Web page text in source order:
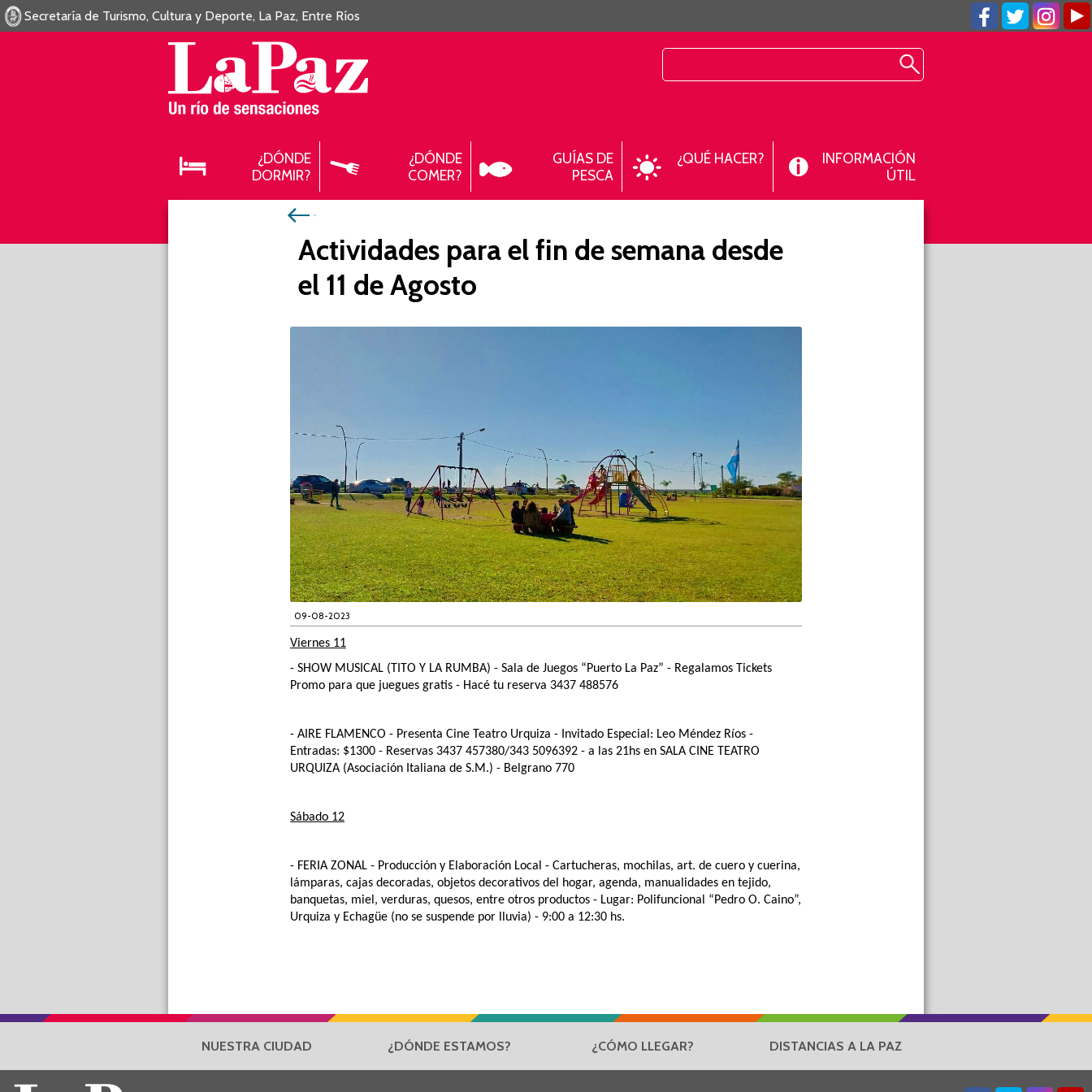
Secretaría de Turismo, Cultura y Deporte, La Paz, Entre Ríos
¿DÓNDE
DORMIR?
¿DÓNDE
COMER?
GUÍAS DE
PESCA
¿QUÉ HACER?
INFORMACIÓN
ÚTIL
Actividades para el fin de semana desde
el 11 de Agosto
09-08-2023
Viernes 11
- SHOW MUSICAL (TITO Y LA RUMBA) - Sala de Juegos “Puerto La Paz” - Regalamos Tickets
Promo para que juegues gratis - Hacé tu reserva 3437 488576
- AIRE FLAMENCO - Presenta Cine Teatro Urquiza - Invitado Especial: Leo Méndez Ríos -
Entradas: $1300 - Reservas 3437 457380/343 5096392 - a las 21hs en SALA CINE TEATRO
URQUIZA (Asociación Italiana de S.M.) - Belgrano 770
Sábado 12
- FERIA ZONAL - Producción y Elaboración Local - Cartucheras, mochilas, art. de cuero y cuerina,
lámparas, cajas decoradas, objetos decorativos del hogar, agenda, manualidades en tejido,
banquetas, miel, verduras, quesos, entre otros productos - Lugar: Polifuncional “Pedro O. Caino”,
Urquiza y Echagüe (no se suspende por lluvia) - 9:00 a 12:30 hs.
NUESTRA CIUDAD ¿DÓNDE ESTAMOS? ¿CÓMO LLEGAR? DISTANCIAS A LA PAZ